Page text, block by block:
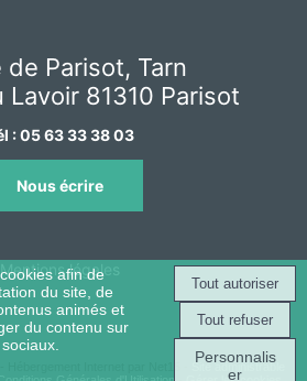
de Parisot, Tarn
Lavoir 81310 Parisot
:05 63 33 38 03
Nous écrire
Mentions légales
Site administrable
afin de
du site, de
animés et
du contenu sur
Personnalis
er